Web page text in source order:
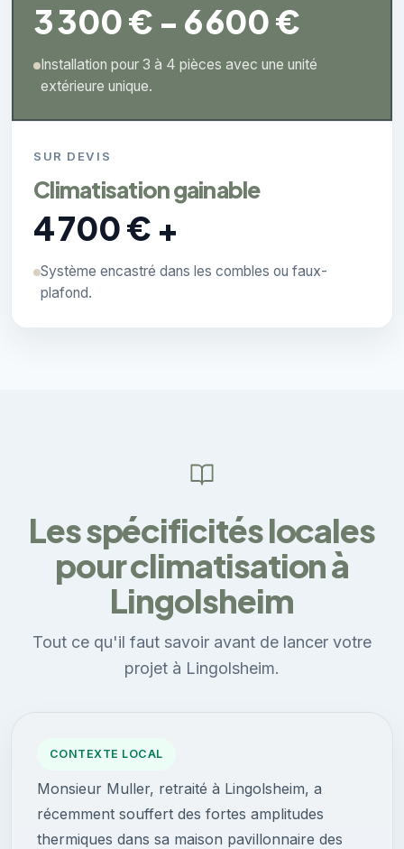
3 300 € - 6 600 €
Installation pour 3 à 4 pièces avec une unité
extérieure unique.
SUR DEVIS
Climatisation gainable
4 700 € +
Système encastré dans les combles ou faux-
plafond.
Les spécificités locales
pour climatisation à
Lingolsheim
Tout ce qu'il faut savoir avant de lancer votre
projet à Lingolsheim.
CONTEXTE LOCAL
Monsieur Muller, retraité à Lingolsheim, a
récemment souffert des fortes amplitudes
thermiques dans sa maison pavillonnaire des